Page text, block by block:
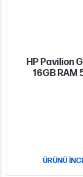
HP Pavilion
16GB RAM
ÜRÜNÜ